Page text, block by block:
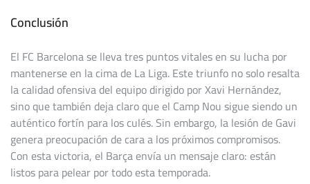
Conclusión
El FC Barcelona se lleva tres puntos vitales en su lucha por
mantenerse en la cima de La Liga. Este triunfo no solo resalta
la calidad ofensiva del equipo dirigido por Xavi Hernández,
sino que también deja claro que el Camp Nou sigue siendo un
auténtico fortín para los culés. Sin embargo, la lesión de Gavi
genera preocupación de cara a los próximos compromisos.
Con esta victoria, el Barça envía un mensaje claro: están
listos para pelear por todo esta temporada.